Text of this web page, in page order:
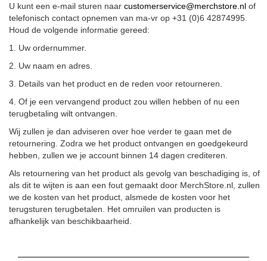
U kunt een e-mail sturen naar customerservice@merchstore.nl of
telefonisch contact opnemen van ma-vr op +31 (0)6 42874995.
Houd de volgende informatie gereed:
1. Uw ordernummer.
2. Uw naam en adres.
3. Details van het product en de reden voor retourneren.
4. Of je een vervangend product zou willen hebben of nu een
terugbetaling wilt ontvangen.
Wij zullen je dan adviseren over hoe verder te gaan met de
retournering. Zodra we het product ontvangen en goedgekeurd
hebben, zullen we je account binnen 14 dagen crediteren.
Als retournering van het product als gevolg van beschadiging is, of
als dit te wijten is aan een fout gemaakt door MerchStore.nl, zullen
we de kosten van het product, alsmede de kosten voor het
terugsturen terugbetalen. Het omruilen van producten is
afhankelijk van beschikbaarheid.